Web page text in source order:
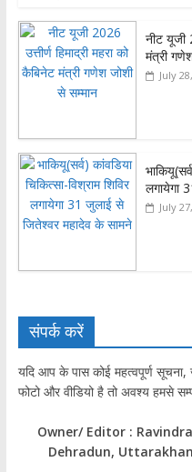
नीट यूजी
मंत्री
July
लगायेगा
July
संपर्क करें
यदि आप के पास कोई महत्वपूर्ण
फोटो और वीडियो है तो अवश्य हमसे
Owner/ Editor :
Dehradun,